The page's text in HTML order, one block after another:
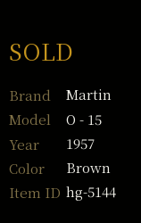
SOLD
Brand
Martin
Model
O - 15
Year
1957
Color
Brown
Item ID hg-5144